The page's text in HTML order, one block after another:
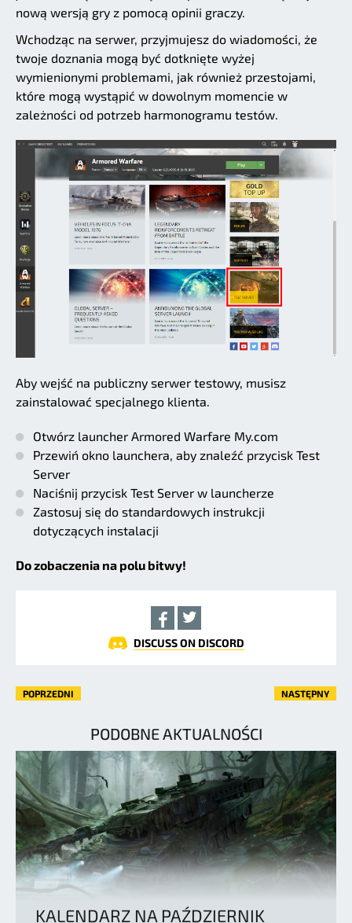
nową wersją gry z pomocą opinii graczy.
Wchodząc na serwer, przyjmujesz do wiadomości, że
twoje doznania mogą być dotknięte wyżej
wymienionymi problemami, jak również przestojami,
które mogą wystąpić w dowolnym momencie w
zależności od potrzeb harmonogramu testów.
Aby wejść na publiczny serwer testowy, musisz
zainstalować specjalnego klienta.
Otwórz launcher Armored Warfare My.com
Przewiń okno launchera, aby znaleźć przycisk Test
Server
Naciśnij przycisk Test Server w launcherze
Zastosuj się do standardowych instrukcji
dotyczących instalacji
Do zobaczenia na polu bitwy!
DISCUSS ON DISCORD
POPRZEDNI NASTĘPNY
PODOBNE AKTUALNOŚCI
KALENDARZ NA PAŹDZIERNIK